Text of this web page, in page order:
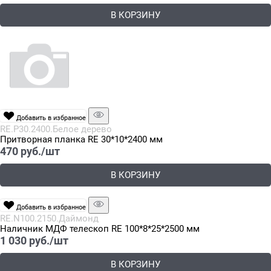
В КОРЗИНУ
Добавить в избранное
RE.P30.2400.Белое дерево
Притворная планка RE 30*10*2400 мм
470 руб./шт
В КОРЗИНУ
Добавить в избранное
RE.N100.2150.Даймонд
Наличник МДФ телескоп RE 100*8*25*2500 мм
1 030 руб./шт
В КОРЗИНУ